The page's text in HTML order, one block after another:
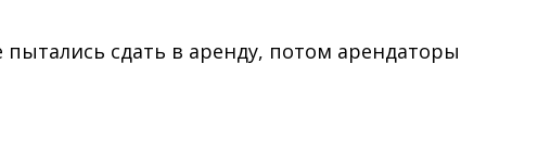
сдать в аренду, потом арендаторы